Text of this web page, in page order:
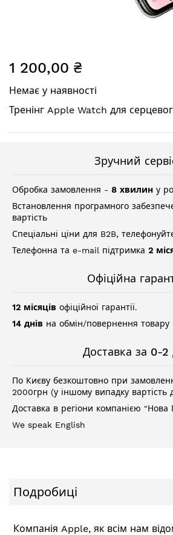
до
галереї
зображень
1 200,00 ₴
Немає у наявності
Тренінг Apple Watch для
Зручний
Обробка замовлення - 8 хвилин у
Встановлення програмного
вартість
Спеціальні ціни для B2B,
Телефонна та e-mail підтримка 2
Офіційна
12 місяців офіційної гарантії.
14 днів на обмін/повернення товару
Доставка за 0-2
По Києву безкоштовно при
2000грн (у іншому випадку вартість
Доставка в регіони компанією
We speak English
Подробиці
Компанія Apple, як всім нам